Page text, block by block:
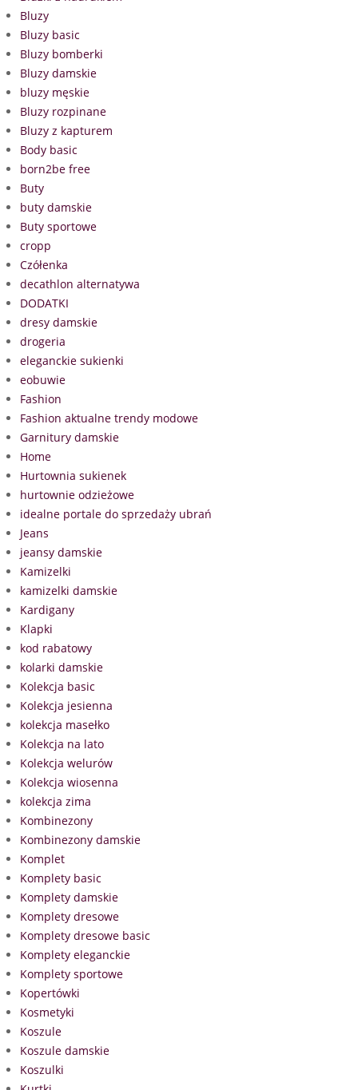
Bluzy
Bluzy basic
Bluzy bomberki
Bluzy damskie
bluzy męskie
Bluzy rozpinane
Bluzy z kapturem
Body basic
born2be free
Buty
buty damskie
Buty sportowe
cropp
Czółenka
decathlon alternatywa
DODATKI
dresy damskie
drogeria
eleganckie sukienki
eobuwie
Fashion
Fashion aktualne trendy modowe
Garnitury damskie
Home
Hurtownia sukienek
hurtownie odzieżowe
idealne portale do sprzedaży ubrań
Jeans
jeansy damskie
Kamizelki
kamizelki damskie
Kardigany
Klapki
kod rabatowy
kolarki damskie
Kolekcja basic
Kolekcja jesienna
kolekcja masełko
Kolekcja na lato
Kolekcja welurów
Kolekcja wiosenna
kolekcja zima
Kombinezony
Kombinezony damskie
Komplet
Komplety basic
Komplety damskie
Komplety dresowe
Komplety dresowe basic
Komplety eleganckie
Komplety sportowe
Kopertówki
Kosmetyki
Koszule
Koszule damskie
Koszulki